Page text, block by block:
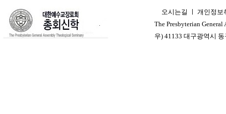
오시는길 ㅣ 개인정보
The Presbyterian
우) 41133 대구광역시